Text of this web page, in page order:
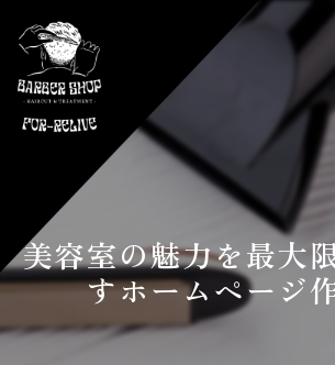
美容室の魅力を最大
すホームページ